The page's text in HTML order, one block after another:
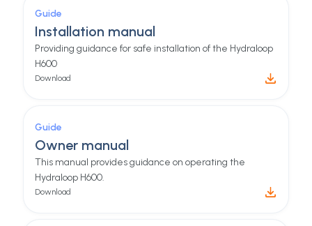
Guide
Installation manual
Providing guidance for safe installation of the Hydraloop
H600
Download
Guide
Owner manual
This manual provides guidance on operating the
Hydraloop H600.
Download